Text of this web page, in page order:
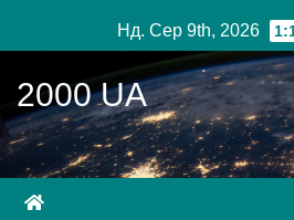
до
вмісту
Нд. Сер 9th, 2026
2000 UA